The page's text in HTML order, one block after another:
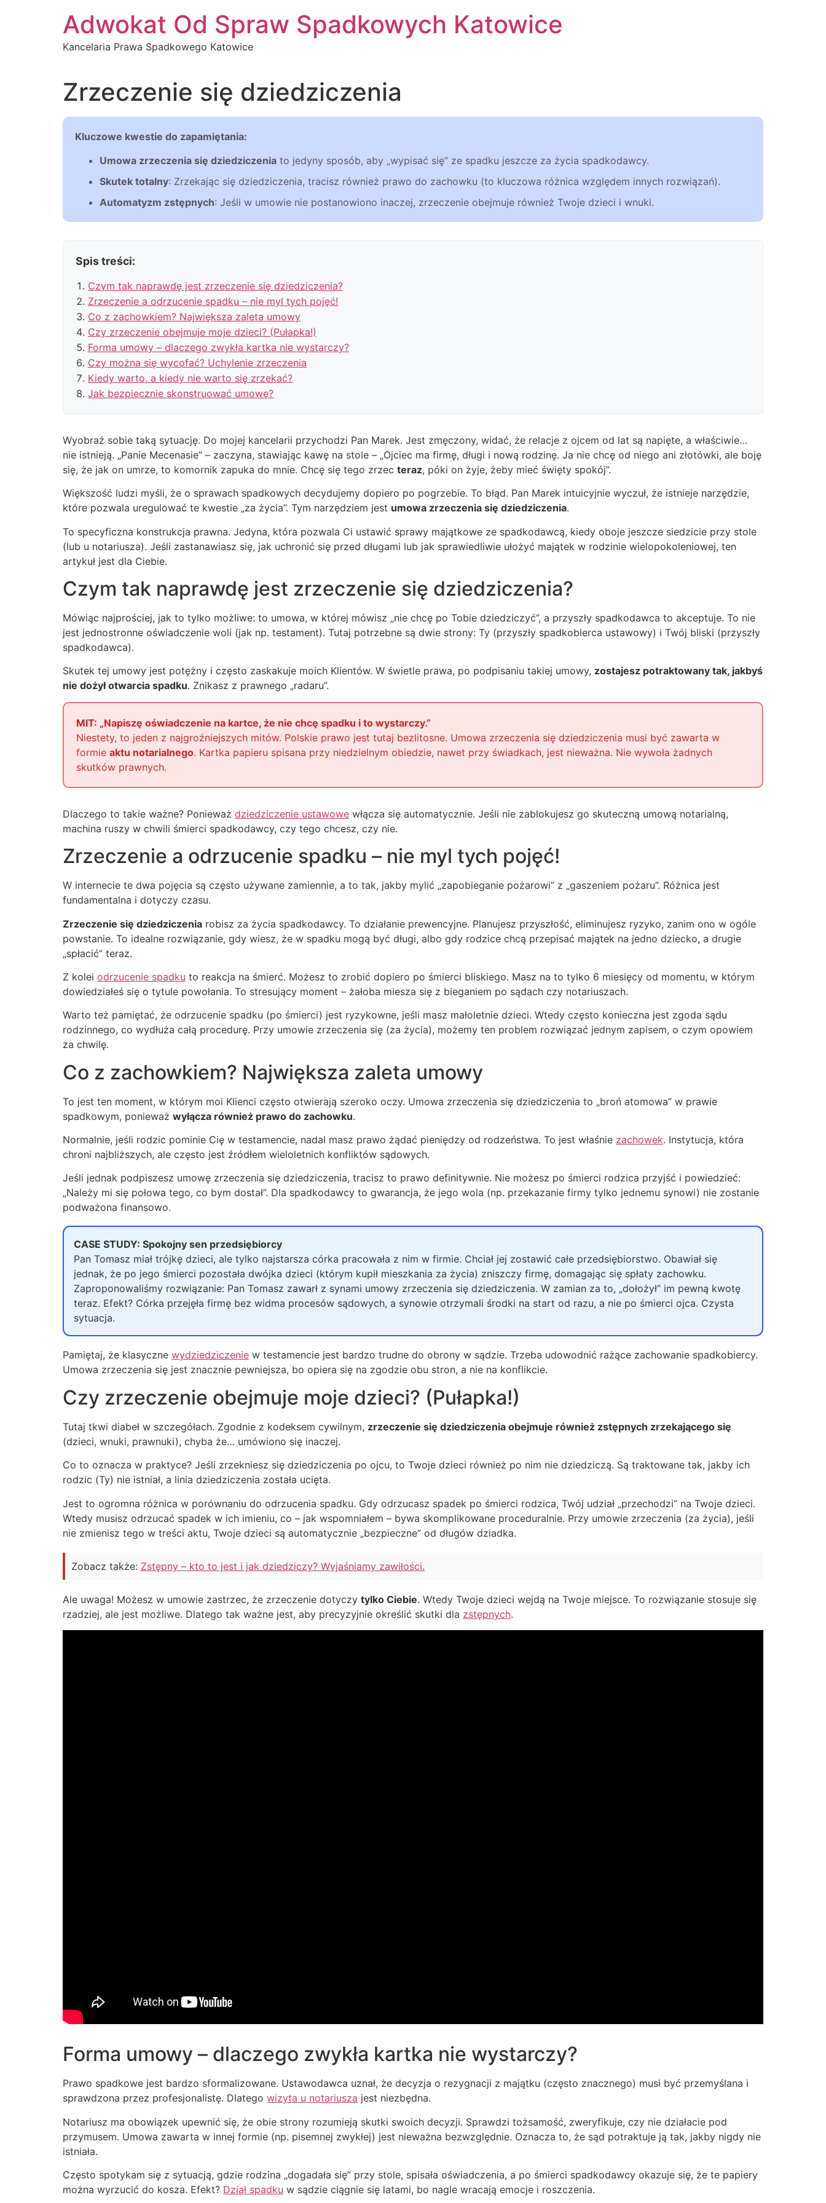
Adwokat Od Spraw Spadkowych Katowice
Kancelaria Prawa Spadkowego Katowice
Zrzeczenie się dziedziczenia
Kluczowe kwestie do zapamiętania:
Umowa zrzeczenia się dziedziczenia to jedyny sposób, aby „wypisać się” ze spadku jeszcze za życia spadkodawcy.
Skutek totalny: Zrzekając się dziedziczenia, tracisz również prawo do zachowku (to kluczowa różnica względem innych rozwiązań).
Automatyzm zstępnych: Jeśli w umowie nie postanowiono inaczej, zrzeczenie obejmuje również Twoje dzieci i wnuki.
Spis treści:
Czym tak naprawdę jest zrzeczenie się dziedziczenia?
Zrzeczenie a odrzucenie spadku – nie myl tych pojęć!
Co z zachowkiem? Największa zaleta umowy
Czy zrzeczenie obejmuje moje dzieci? (Pułapka!)
Forma umowy – dlaczego zwykła kartka nie wystarczy?
Czy można się wycofać? Uchylenie zrzeczenia
Kiedy warto, a kiedy nie warto się zrzekać?
Jak bezpiecznie skonstruować umowę?
Wyobraź sobie taką sytuację. Do mojej kancelarii przychodzi Pan Marek. Jest zmęczony, widać, że relacje z ojcem od lat są napięte, a właściwie…
nie istnieją. „Panie Mecenasie” – zaczyna, stawiając kawę na stole – „Ojciec ma firmę, długi i nową rodzinę. Ja nie chcę od niego ani złotówki, ale boję
się, że jak on umrze, to komornik zapuka do mnie. Chcę się tego zrzec teraz, póki on żyje, żeby mieć święty spokój”.
Większość ludzi myśli, że o sprawach spadkowych decydujemy dopiero po pogrzebie. To błąd. Pan Marek intuicyjnie wyczuł, że istnieje narzędzie,
które pozwala uregulować te kwestie „za życia”. Tym narzędziem jest umowa zrzeczenia się dziedziczenia.
To specyficzna konstrukcja prawna. Jedyna, która pozwala Ci ustawić sprawy majątkowe ze spadkodawcą, kiedy oboje jeszcze siedzicie przy stole
(lub u notariusza). Jeśli zastanawiasz się, jak uchronić się przed długami lub jak sprawiedliwie ułożyć majątek w rodzinie wielopokoleniowej, ten
artykuł jest dla Ciebie.
Czym tak naprawdę jest zrzeczenie się dziedziczenia?
Mówiąc najprościej, jak to tylko możliwe: to umowa, w której mówisz „nie chcę po Tobie dziedziczyć”, a przyszły spadkodawca to akceptuje. To nie
jest jednostronne oświadczenie woli (jak np. testament). Tutaj potrzebne są dwie strony: Ty (przyszły spadkobierca ustawowy) i Twój bliski (przyszły
spadkodawca).
Skutek tej umowy jest potężny i często zaskakuje moich Klientów. W świetle prawa, po podpisaniu takiej umowy, zostajesz potraktowany tak, jakbyś
nie dożył otwarcia spadku. Znikasz z prawnego „radaru”.
MIT: „Napiszę oświadczenie na kartce, że nie chcę spadku i to wystarczy.”
Niestety, to jeden z najgroźniejszych mitów. Polskie prawo jest tutaj bezlitosne. Umowa zrzeczenia się dziedziczenia musi być zawarta w
formie aktu notarialnego. Kartka papieru spisana przy niedzielnym obiedzie, nawet przy świadkach, jest nieważna. Nie wywoła żadnych
skutków prawnych.
Dlaczego to takie ważne? Ponieważ dziedziczenie ustawowe włącza się automatycznie. Jeśli nie zablokujesz go skuteczną umową notarialną,
machina ruszy w chwili śmierci spadkodawcy, czy tego chcesz, czy nie.
Zrzeczenie a odrzucenie spadku – nie myl tych pojęć!
W internecie te dwa pojęcia są często używane zamiennie, a to tak, jakby mylić „zapobieganie pożarowi” z „gaszeniem pożaru”. Różnica jest
fundamentalna i dotyczy czasu.
Zrzeczenie się dziedziczenia robisz za życia spadkodawcy. To działanie prewencyjne. Planujesz przyszłość, eliminujesz ryzyko, zanim ono w ogóle
powstanie. To idealne rozwiązanie, gdy wiesz, że w spadku mogą być długi, albo gdy rodzice chcą przepisać majątek na jedno dziecko, a drugie
„spłacić” teraz.
Z kolei odrzucenie spadku to reakcja na śmierć. Możesz to zrobić dopiero po śmierci bliskiego. Masz na to tylko 6 miesięcy od momentu, w którym
dowiedziałeś się o tytule powołania. To stresujący moment – żałoba miesza się z bieganiem po sądach czy notariuszach.
Warto też pamiętać, że odrzucenie spadku (po śmierci) jest ryzykowne, jeśli masz małoletnie dzieci. Wtedy często konieczna jest zgoda sądu
rodzinnego, co wydłuża całą procedurę. Przy umowie zrzeczenia się (za życia), możemy ten problem rozwiązać jednym zapisem, o czym opowiem
za chwilę.
Co z zachowkiem? Największa zaleta umowy
To jest ten moment, w którym moi Klienci często otwierają szeroko oczy. Umowa zrzeczenia się dziedziczenia to „broń atomowa” w prawie
spadkowym, ponieważ wyłącza również prawo do zachowku.
Normalnie, jeśli rodzic pominie Cię w testamencie, nadal masz prawo żądać pieniędzy od rodzeństwa. To jest właśnie zachowek. Instytucja, która
chroni najbliższych, ale często jest źródłem wieloletnich konfliktów sądowych.
Jeśli jednak podpiszesz umowę zrzeczenia się dziedziczenia, tracisz to prawo definitywnie. Nie możesz po śmierci rodzica przyjść i powiedzieć:
„Należy mi się połowa tego, co bym dostał”. Dla spadkodawcy to gwarancja, że jego wola (np. przekazanie firmy tylko jednemu synowi) nie zostanie
podważona finansowo.
CASE STUDY: Spokojny sen przedsiębiorcy
Pan Tomasz miał trójkę dzieci, ale tylko najstarsza córka pracowała z nim w firmie. Chciał jej zostawić całe przedsiębiorstwo. Obawiał się
jednak, że po jego śmierci pozostała dwójka dzieci (którym kupił mieszkania za życia) zniszczy firmę, domagając się spłaty zachowku.
Zaproponowaliśmy rozwiązanie: Pan Tomasz zawarł z synami umowy zrzeczenia się dziedziczenia. W zamian za to, „dołożył” im pewną kwotę
teraz. Efekt? Córka przejęła firmę bez widma procesów sądowych, a synowie otrzymali środki na start od razu, a nie po śmierci ojca. Czysta
sytuacja.
Pamiętaj, że klasyczne wydziedziczenie w testamencie jest bardzo trudne do obrony w sądzie. Trzeba udowodnić rażące zachowanie spadkobiercy.
Umowa zrzeczenia się jest znacznie pewniejsza, bo opiera się na zgodzie obu stron, a nie na konflikcie.
Czy zrzeczenie obejmuje moje dzieci? (Pułapka!)
Tutaj tkwi diabeł w szczegółach. Zgodnie z kodeksem cywilnym, zrzeczenie się dziedziczenia obejmuje również zstępnych zrzekającego się
(dzieci, wnuki, prawnuki), chyba że… umówiono się inaczej.
Co to oznacza w praktyce? Jeśli zrzekniesz się dziedziczenia po ojcu, to Twoje dzieci również po nim nie dziedziczą. Są traktowane tak, jakby ich
rodzic (Ty) nie istniał, a linia dziedziczenia została ucięta.
Jest to ogromna różnica w porównaniu do odrzucenia spadku. Gdy odrzucasz spadek po śmierci rodzica, Twój udział „przechodzi” na Twoje dzieci.
Wtedy musisz odrzucać spadek w ich imieniu, co – jak wspomniałem – bywa skomplikowane proceduralnie. Przy umowie zrzeczenia (za życia), jeśli
nie zmienisz tego w treści aktu, Twoje dzieci są automatycznie „bezpieczne” od długów dziadka.
Zobacz także: Zstępny – kto to jest i jak dziedziczy? Wyjaśniamy zawiłości.
Ale uwaga! Możesz w umowie zastrzec, że zrzeczenie dotyczy tylko Ciebie. Wtedy Twoje dzieci wejdą na Twoje miejsce. To rozwiązanie stosuje się
rzadziej, ale jest możliwe. Dlatego tak ważne jest, aby precyzyjnie określić skutki dla zstępnych.
Forma umowy – dlaczego zwykła kartka nie wystarczy?
Prawo spadkowe jest bardzo sformalizowane. Ustawodawca uznał, że decyzja o rezygnacji z majątku (często znacznego) musi być przemyślana i
sprawdzona przez profesjonalistę. Dlatego wizyta u notariusza jest niezbędna.
Notariusz ma obowiązek upewnić się, że obie strony rozumieją skutki swoich decyzji. Sprawdzi tożsamość, zweryfikuje, czy nie działacie pod
przymusem. Umowa zawarta w innej formie (np. pisemnej zwykłej) jest nieważna bezwzględnie. Oznacza to, że sąd potraktuje ją tak, jakby nigdy nie
istniała.
Często spotykam się z sytuacją, gdzie rodzina „dogadała się” przy stole, spisała oświadczenia, a po śmierci spadkodawcy okazuje się, że te papiery
można wyrzucić do kosza. Efekt? Dział spadku w sądzie ciągnie się latami, bo nagle wracają emocje i roszczenia.